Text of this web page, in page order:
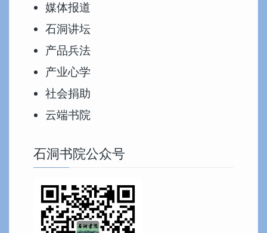
媒体报道
石洞讲坛
产品兵法
产业心学
社会捐助
云端书院
石洞书院公众号